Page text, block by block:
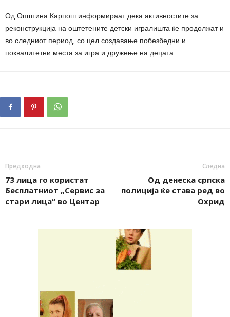
Од Општина Карпош информираат дека активностите за
реконструкција на оштетените детски игралишта ќе продолжат и
во следниот период, со цел создавање побезбедни и
поквалитетни места за игра и дружење на децата.
Предходна
73 лица го користат
бесплатниот „Сервис за
стари лица“ во Центар
Следна
Од денеска српска
полиција ќе става ред во
Охрид